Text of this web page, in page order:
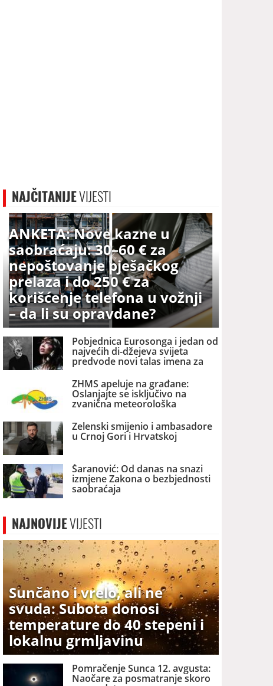
NAJČITANIJEVIJESTI
ANKETA: Nove kazne u
saobraćaju: 30–60 € za
nepoštovanje pješačkog
prelaza i do 250 € za
korišćenje telefona u vožnji
– da li su opravdane?
Pobjednica Eurosonga i jedan od
najvećih di-džejeva svijeta
predvode novi talas imena za
Exitovo veliko finale ljeta u
Budvi
ZHMS apeluje na građane:
Oslanjajte se isključivo na
zvanična meteorološka
Zelenski smijenio i ambasadore
u Crnoj Gori i Hrvatskoj
Šaranović: Od danas na snazi
izmjene Zakona o bezbjednosti
saobraćaja
NAJNOVIJEVIJESTI
Sunčano i vrelo, ali ne
svuda: Subota donosi
temperature do 40 stepeni i
lokalnu grmljavinu
Pomračenje Sunca 12. avgusta:
Naočare za posmatranje skoro